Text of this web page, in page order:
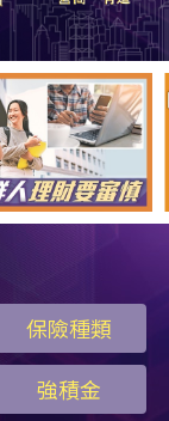
保險種類
強積金